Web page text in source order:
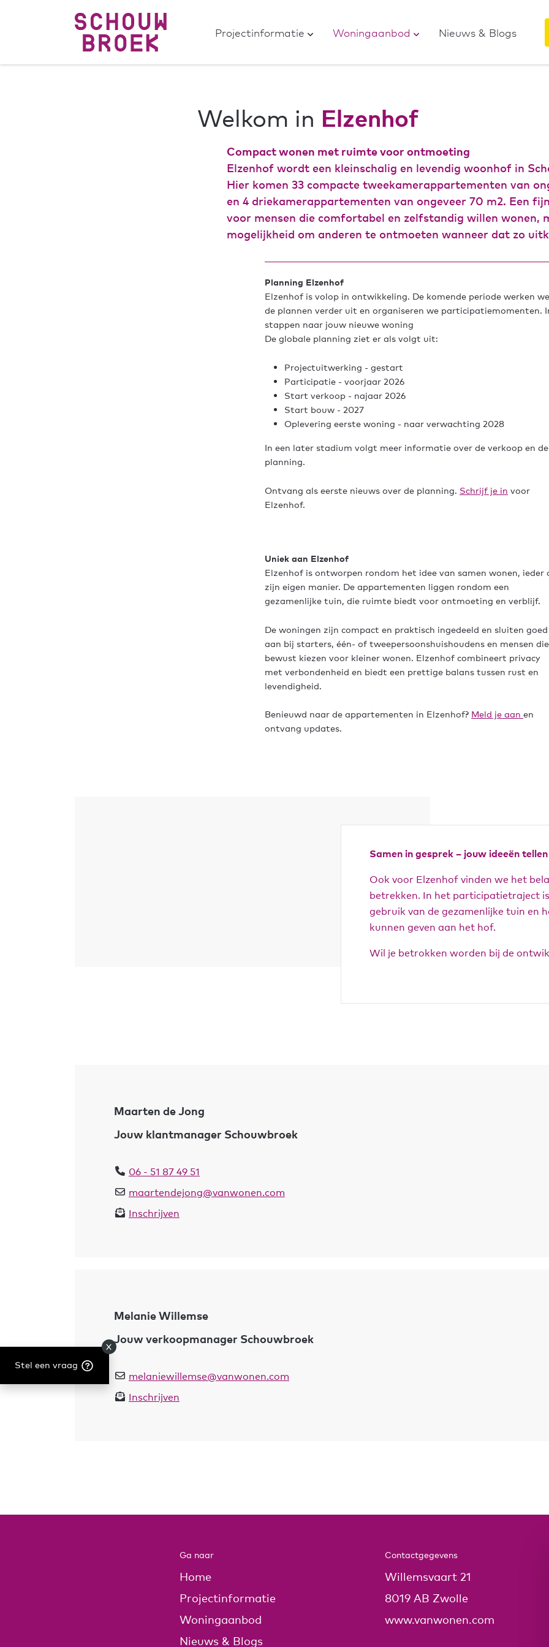
Projectinformatie Woningaanbod Nieuws & Blogs
Welkom in Elzenhof
Compact wonen met ruimte voor ontmoeting
Elzenhof wordt een kleinschalig en levendig woonhof in
Hier komen 33 compacte tweekamerappartementen van
en 4 driekamerappartementen van ongeveer 70 m2. Een
voor mensen die comfortabel en zelfstandig willen wonen,
mogelijkheid om anderen te ontmoeten wanneer dat zo
Planning Elzenhof
Elzenhof is volop in ontwikkeling. De komende periode werken we
de plannen verder uit en organiseren we participatiemomenten.
stappen naar jouw nieuwe woning
De globale planning ziet er als volgt uit:
Projectuitwerking - gestart
Participatie - voorjaar 2026
Start verkoop - najaar 2026
Start bouw - 2027
Oplevering eerste woning - naar verwachting 2028
In een later stadium volgt meer informatie over de verkoop en de
planning.
Ontvang als eerste nieuws over de planning. Schrijf je in voor
Elzenhof.
Uniek aan Elzenhof
Elzenhof is ontworpen rondom het idee van samen wonen, ieder
zijn eigen manier. De appartementen liggen rondom een
gezamenlijke tuin, die ruimte biedt voor ontmoeting en verblijf.
De woningen zijn compact en praktisch ingedeeld en sluiten goed
aan bij starters, één- of tweepersoonshuishoudens en mensen die
bewust kiezen voor kleiner wonen. Elzenhof combineert privacy
met verbondenheid en biedt een prettige balans tussen rust en
levendigheid.
Benieuwd naar de appartementen in Elzenhof? Meld je aan en
ontvang updates.
Samen in gesprek – jouw ideeën tellen
Ook voor Elzenhof vinden we het
betrekken. In het participatietraject
gebruik van de gezamenlijke tuin en
kunnen geven aan het hof.
Wil je betrokken worden bij de
Maarten de Jong
Jouw klantmanager Schouwbroek
06 - 51 87 49 51
maartendejong@vanwonen.com
Inschrijven
Melanie Willemse
Jouw verkoopmanager Schouwbroek
melaniewillemse@vanwonen.com
Inschrijven
Ga naar
Home
Projectinformatie
Woningaanbod
Nieuws & Blogs
Contactgegevens
Willemsvaart 21
8019 AB Zwolle
www.vanwonen.com
Stel een vraag